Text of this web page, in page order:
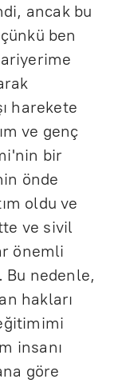
ancak bu
ben
harekete
ve genç
bir
önde
oldu ve
ve sivil
önemli
Bu nedenle,
hakları
insanı
göre